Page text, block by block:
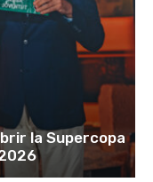
la Supercopa